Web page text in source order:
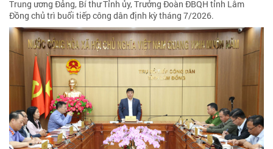
Trung ương Đảng, Bí thư Tỉnh ủy, Trưởng Đoàn ĐBQH tỉnh Lâm
Đồng chủ trì buổi tiếp công dân định kỳ tháng 7/2026.